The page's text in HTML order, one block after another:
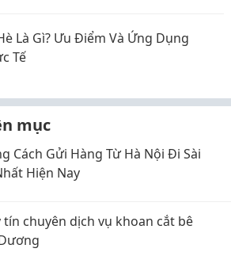
Là Gì? Ưu Điểm Và Ứng Dụng
Tế
mục
Cách Gửi Hàng Từ Hà Nội Đi Sài
Hiện Nay
chuyên dịch vụ khoan cắt bê